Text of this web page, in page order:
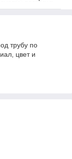
трубу по
цвет и